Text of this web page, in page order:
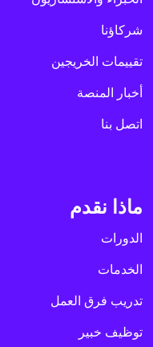
شركاؤنا
تقييمات الخريجين
أخبار المنصة
اتصل بنا
ماذا نقدم
الدورات
الخدمات
تدريب فرق العمل
توظيف خبير